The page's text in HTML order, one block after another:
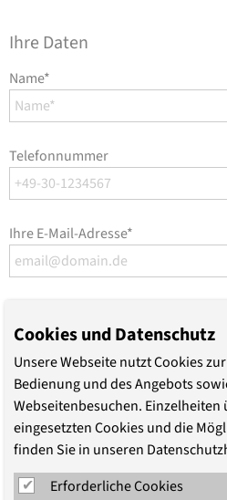
Ihre Daten
Name*
Telefonnummer
Ihre E-Mail-Adresse*
Cookies und Datenschutz
Unsere Webseite nutzt Cookies
Bedienung und des Angebots
Webseitenbesuchen. Einzelheiten
eingesetzten Cookies und die
finden Sie in unseren
Erforderliche Cookies